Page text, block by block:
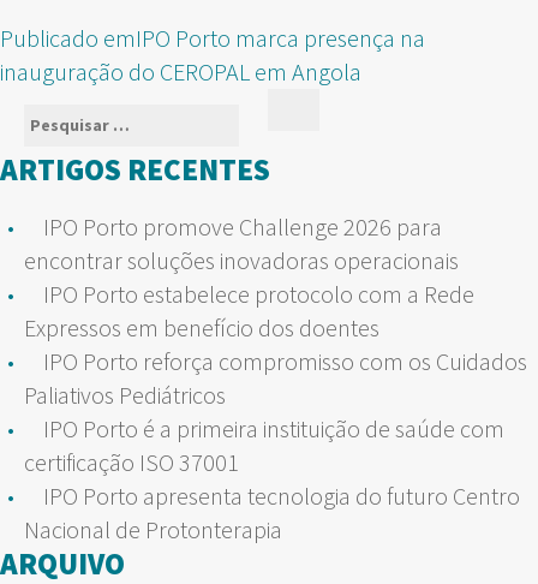
NAVEGAÇÃO
DE
ARTIGOS
Publicado emIPO Porto marca presença na
inauguração do CEROPAL em Angola
Pesquisar
por:
ARTIGOS RECENTES
IPO Porto promove Challenge 2026 para
encontrar soluções inovadoras operacionais
IPO Porto estabelece protocolo com a Rede
Expressos em benefício dos doentes
IPO Porto reforça compromisso com os Cuidados
Paliativos Pediátricos
IPO Porto é a primeira instituição de saúde com
certificação ISO 37001
IPO Porto apresenta tecnologia do futuro Centro
Nacional de Protonterapia
ARQUIVO